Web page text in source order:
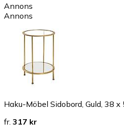
Annons
Annons
Haku-Möbel Sidobord, Guld, 38 x
fr. 317 kr